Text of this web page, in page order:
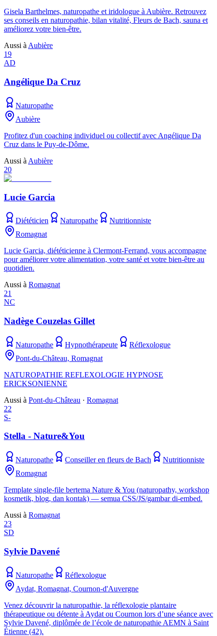
Gisela Barthelmes, naturopathe et iridologue à Aubière. Retrouvez
ses conseils en naturopathie, bilan vitalité, Fleurs de Bach, sauna et
améliorez votre bien-être.
Aussi à Aubière
19
AD
Angélique Da Cruz
Naturopathe
Aubière
Profitez d'un coaching individuel ou collectif avec Angélique Da
Cruz dans le Puy-de-Dôme.
Aussi à Aubière
20
Lucie Garcia
Diététicien Naturopathe
Nutritionniste
Romagnat
Lucie Garcia, diététicienne à Clermont-Ferrand, vous accompagne
pour améliorer votre alimentation, votre santé et votre bien-être au
quotidien.
Aussi à Romagnat
21
NC
Nadège Couzelas Gillet
Naturopathe Hypnothérapeute
Réflexologue
Pont-du-Château, Romagnat
NATUROPATHIE REFLEXOLOGIE HYPNOSE
ERICKSONIENNE
Aussi à Pont-du-Château · Romagnat
22
S-
Stella - Nature&You
Naturopathe Conseiller en fleurs de Bach
Nutritionniste
Romagnat
Template single-file bertema Nature & You (naturopathy, workshop
kosmetik, blog, dan kontak) — semua CSS/JS/gambar di-embed.
Aussi à Romagnat
23
SD
Sylvie Davené
Naturopathe
Réflexologue
Aydat, Romagnat, Cournon-d'Auvergne
Venez découvrir la naturopathie, la réflexologie plantaire
thérapeutique ou détente à Aydat ou Cournon lors d’une séance avec
Sylvie Davené, diplômée de l’école de naturopathie AEMN à Saint
Étienne (42).